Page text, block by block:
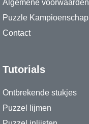
Algemene voorwaarden
Puzzle Kampioenschap
Contact
Tutorials
Ontbrekende stukjes
Puzzel lijmen